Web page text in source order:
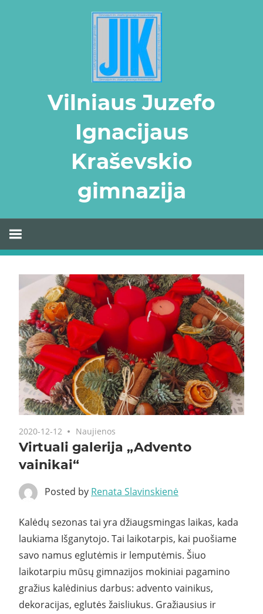
Vilniaus Juzefo
Ignacijaus
Kraševskio
gimnazija
2020-12-12 Naujienos
Virtuali galerija „Advento
vainikai“
Posted by Renata Slavinskienė
Kalėdų sezonas tai yra džiaugsmingas laikas, kada
laukiama Išganytojo. Tai laikotarpis, kai puošiame
savo namus eglutėmis ir lemputėmis. Šiuo
laikotarpiu mūsų gimnazijos mokiniai pagamino
gražius kalėdinius darbus: advento vainikus,
dekoracijas, eglutės žaisliukus. Gražiausius ir